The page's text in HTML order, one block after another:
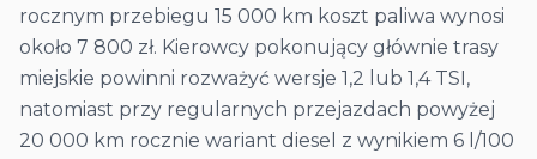
rocznym przebiegu 15 000 km koszt paliwa wynosi
około 7 800 zł. Kierowcy pokonujący głównie trasy
miejskie powinni rozważyć wersje 1,2 lub 1,4 TSI,
natomiast przy regularnych przejazdach powyżej
20 000 km rocznie wariant diesel z wynikiem 6 l/100